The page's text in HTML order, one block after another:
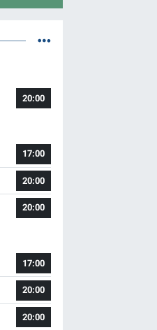
20:00
17:00
20:00
20:00
17:00
20:00
20:00